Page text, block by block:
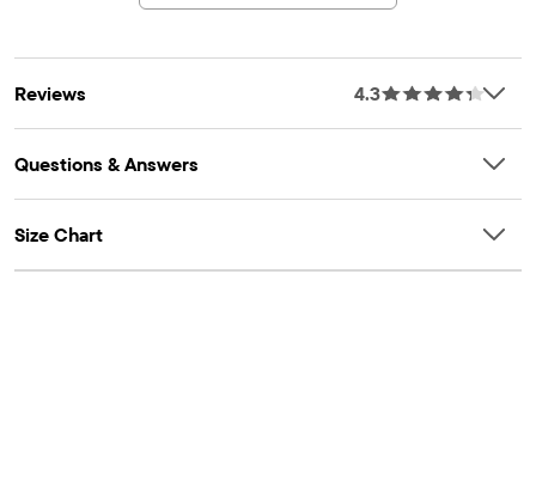
et coupe-vent, poches passepoilées, finitions contrastées
Reviews 4.3
Questions & Answers
Size Chart